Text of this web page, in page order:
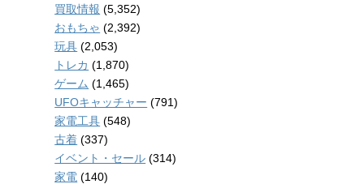
買取情報 (5,352)
おもちゃ (2,392)
玩具 (2,053)
トレカ (1,870)
ゲーム (1,465)
UFOキャッチャー (791)
家電工具 (548)
古着 (337)
イベント・セール (314)
家電 (140)